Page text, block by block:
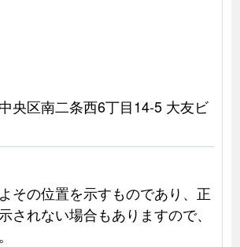
央区南二条西6丁目14-5 大友ビ
その位置を示すものであり、正
されない場合もありますので、